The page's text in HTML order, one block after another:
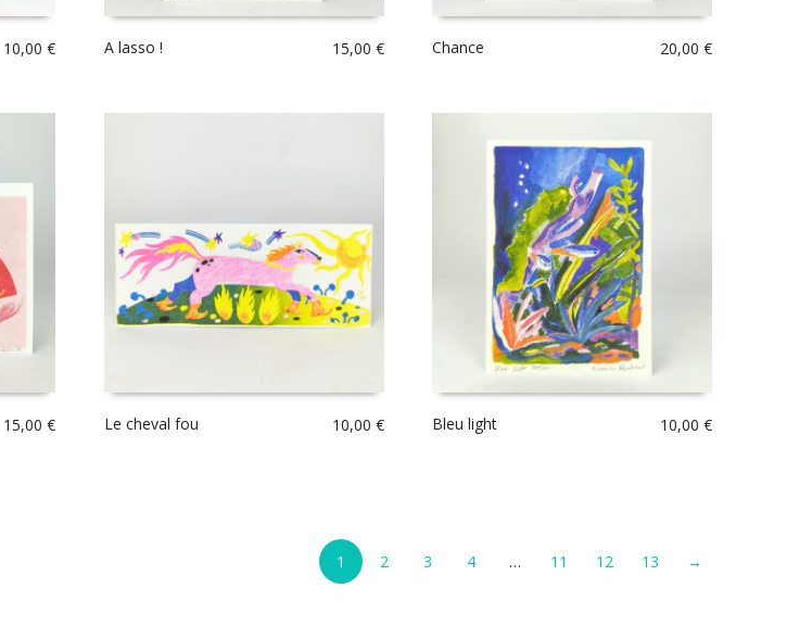
10,00€ A lasso ! 15,00 € Chance 20,00€
15,00€ Le cheval fou 10,00 € Bleu light 10,00€
1 2 3 4 … 11 12 13 →